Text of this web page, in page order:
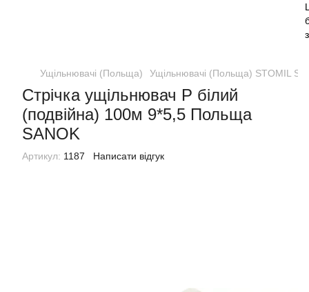
Ущільнювачі (Польща) Ущільнювачі (Польща) STOMIL
Стрічка ущільнювач Р білий
(подвійна) 100м 9*5,5 Польща
SANOK
Артикул: 1187 Написати відгук